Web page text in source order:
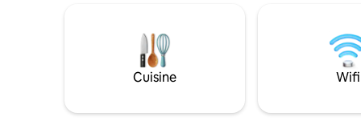
du centre-ville de Logan. - Jacuzzi privé,
foyer extérieur et patio - Bois de
chauffage sur place - Cuisine
entièrement équipée - Télévision
pour la salle de bain et le jacuzzi
des
du sud-
Cottage
une
Cuisine Wifi